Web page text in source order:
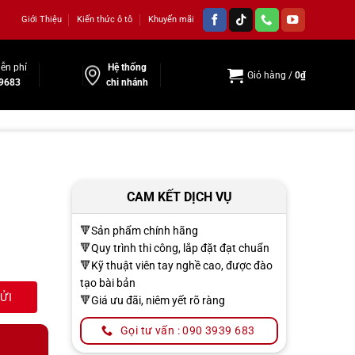
Giới Thiệu Kiến thức ô tô Khuyến mãi
phí
Hệ thống
chi nhánh
Giỏ hàng / 0₫
CAM KẾT DỊCH VỤ
🔻Sản phẩm chính hãng
🔻Quy trình thi công, lắp đặt đạt chuẩn
🔻Kỹ thuật viên tay nghề cao, được đào
tạo bài bản
🔻Giá ưu đãi, niêm yết rõ ràng
Gọi tư vấn : 090 3939 683